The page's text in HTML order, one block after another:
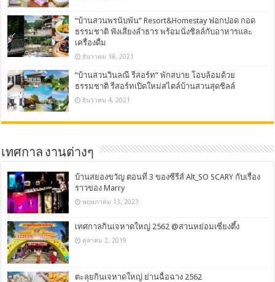
“บ้านสวนพรนับพัน” Resort&Homestay ฟอกปอด กอด
ธรรมชาติ ฟังเสียงลำธาร พร้อมนั่งชิลล์กับอาหารและ
เครื่องดื่ม
ธันวาคม 18, 2021
“บ้านสวนวินลณี รีสอร์ท” พักสบาย โอบล้อมด้วย
ธรรมชาติ รีสอร์ทเปิดใหม่สไตล์บ้านสวนสุดชิลล์
ธันวาคม 4, 2021
เทศกาล งานต่างๆ
บ้านสยองขวัญ ตอนที่ 3 ของซีรีส์ Alt_SO SCARY กับเรื่อง
ราวของ Marry
พฤษภาคม 13, 2023
เทศกาลกินเจหาดใหญ่ 2562 @สวนหย่อมเซี่ยงตึ้ง
ตุลาคม 2, 2019
ตะลุยกินเจหาดใหญ่ ย่านฉื่อฉาง 2562